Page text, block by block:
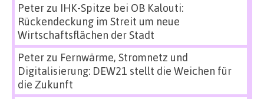
Peterzu IHK-Spitze bei OB Kalouti:
Rückendeckung im Streit um neue
Wirtschaftsflächen der Stadt
Peterzu Fernwärme, Stromnetz und
Digitalisierung: DEW21 stellt die Weichen für
die Zukunft